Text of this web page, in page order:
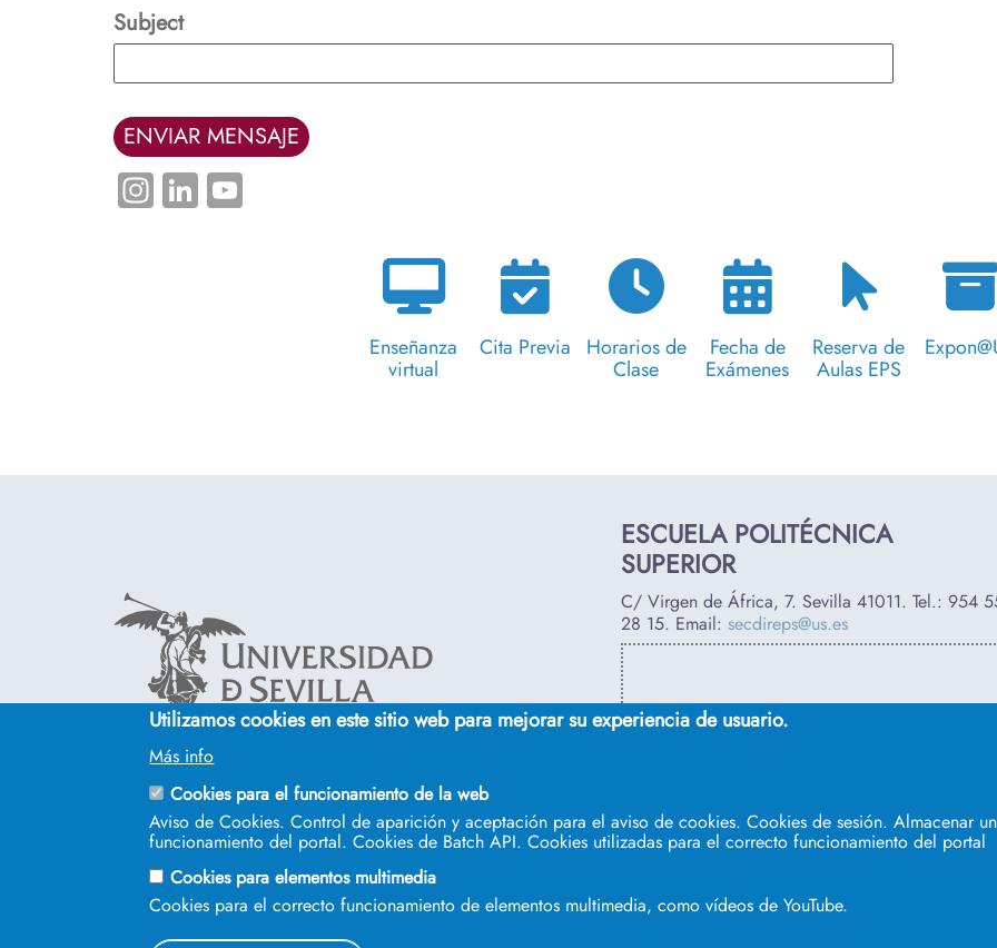
Subject
Instagram
LinkedIn
Enseñanza
virtual
Cita Previa Horarios de
Clase
Fecha de
Exámenes
Reserva de
Aulas EPS
conocimiento
ESCUELA POLITÉCNICA
SUPERIOR
C/ Virgen de África, 7. Sevilla 41011. Tel.: 954
28 15. Email: secdireps@us.es
Utilizamos cookies en este sitio web para mejorar su experiencia de usuario.
Más info
Cookies para el funcionamiento de la web
Aviso de Cookies. Control de aparición y aceptación para el aviso de cookies. Cookies de sesión. Almacenar
funcionamiento del portal. Cookies de Batch API. Cookies utilizadas para el correcto funcionamiento del portal
Cookies para elementos multimedia
Cookies para el correcto funcionamiento de elementos multimedia, como vídeos de YouTube.